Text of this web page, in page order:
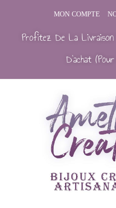
MON COMPTE
Profitez De La
D’achat